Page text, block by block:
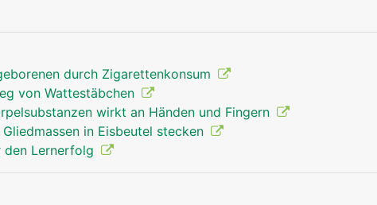
durch Zigarettenkonsum
von Wattestäbchen
wirkt an Händen und Fingern
in Eisbeutel stecken
Lernerfolg